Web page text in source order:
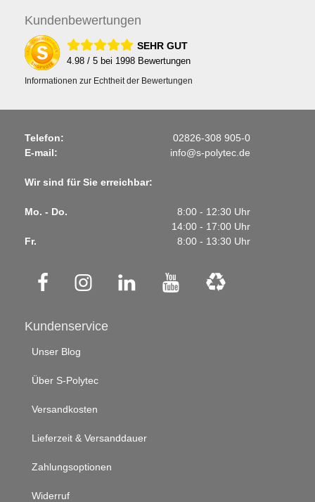
Kundenbewertungen
SEHR GUT
4.98 / 5 bei 1998 Bewertungen
Informationen zur Echtheit der Bewertungen
Telefon:
02826-308 905-0
E-mail:
info@s-polytec.de
Wir sind für Sie erreichbar:
Mo. - Do.
8:00 - 12:30 Uhr
14:00 - 17:00 Uhr
Fr.
8:00 - 13:30 Uhr
Kundenservice
Unser Blog
Über S-Polytec
Versandkosten
Lieferzeit & Versanddauer
Zahlungsoptionen
Widerruf